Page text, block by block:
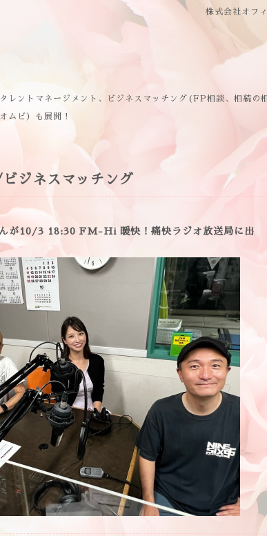
株式会社オフ
レントマネージメント、ビジネスマッチング(FP相談、相続の
ビ）も展開！
ジネスマッチング
が10/3 18:30 FM-Hi 暖快！痛快ラジオ放送局に出